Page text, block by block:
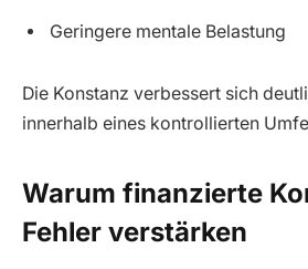
Geringere mentale Belastung
Die Konstanz verbessert sich
innerhalb eines kontrollierten
Warum finanzierte
Fehler verstärken